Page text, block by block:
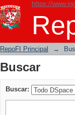
https://
Buscar
RepoFI Principal →
Buscar
Buscar: